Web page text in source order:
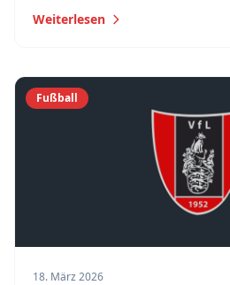
für sich.
Weiterlesen
Fußball
18. März 2026